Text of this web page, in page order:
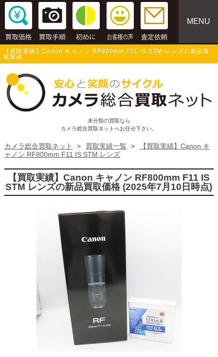
MENU
【買取実績】Canon キャノン RF800mm F11 IS STM レンズの新品買
取実績
未分類の買取なら
カメラ総合買取ネットへお任せ下さい。
カメラ総合買取ネット > 買取実績一覧 >
【買取実績】Canon キ
ャノン RF800mm F11 IS STM レンズ
【買取実績】Canon キャノン RF800mm F11 IS
STM レンズの新品買取価格 (2025年7月10日時点)